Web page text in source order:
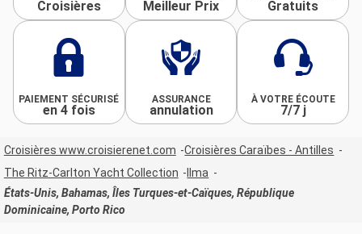
Croisières Meilleur Prix Gratuits
PAIEMENT SÉCURISÉ
en 4 fois
ASSURANCE
annulation
À VOTRE ÉCOUTE
7/7 j
Croisières www.croisierenet.com
Croisières Caraïbes - Antilles
The Ritz-Carlton Yacht Collection
Ilma
États-Unis, Bahamas, Îles Turques-et-Caïques, République
Dominicaine, Porto Rico